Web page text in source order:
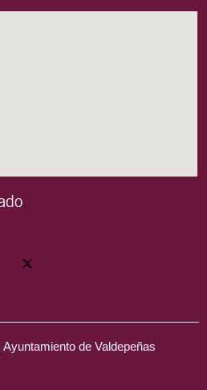
de Valdepeñas